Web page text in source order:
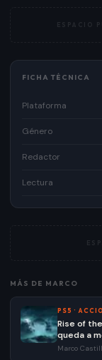
ESPACIO
FICHA TÉCNICA
Plataforma
Género
Redactor
Lectura
MÁS DE MARCO
PS5 ·
Rise of
queda a
Marco